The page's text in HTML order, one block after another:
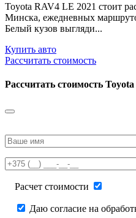
Toyota RAV4 LE 2021 стоит
Минска, ежедневных
Белый кузов выгляди...
Купить авто
Рассчитать стоимость
Рассчитать стоимость
leave
field
empty.
Расчет стоимости
Даю согласие на